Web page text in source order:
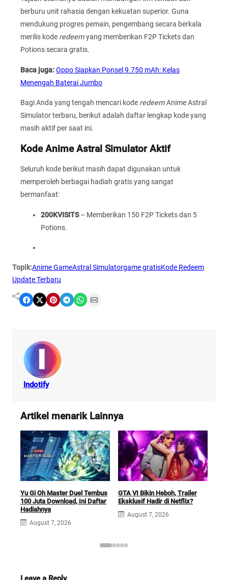
berburu unit rahasia dengan kekuatan superior. Guna
mendukung progres pemain, pengembang secara berkala
merilis kode redeemyang memberikan F2P Tickets dan
Potions secara gratis.
Baca juga:Oppo Siapkan Ponsel 9.750 mAh: Kelas
Menengah Baterai Jumbo
Bagi Anda yang tengah mencari kode redeemAnime Astral
Simulator terbaru, berikut adalah daftar lengkap kode yang
masih aktif per saat ini.
Kode Anime Astral Simulator Aktif
Seluruh kode berikut masih dapat digunakan untuk
memperoleh berbagai hadiah gratis yang sangat
bermanfaat:
200KVISITS– Memberikan 150 F2P Tickets dan 5
Potions.
Topik:Anime GameAstral Simulatorgame gratisKode Redeem
Update Terbaru
Share on Facebook Share on X Share on Pinterest Share on Telegram Share on WhatsApp Share on Email
Indotify
Artikel menarik Lainnya
Yu Gi Oh Master Duel Tembus
100 Juta Download, Ini Daftar
Hadiahnya
August 7, 2026
GTA VI Bikin Heboh, Trailer
Eksklusif Hadir di Netflix?
August 7, 2026